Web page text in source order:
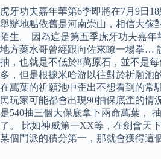
虎牙功夫嘉年華第6季即將在7月9日
舉辦地點依舊是河南崇山，相信大傢
陌生。 因為這是第五季虎牙功夫嘉
地方藥水哥曾經跟向佐來瞭一場拳…
抽，也就是不低於8萬原石，並不是
多，但是根據米哈游以往對於祈願池
在萬葉的祈願池中歪出不想看到的常
民玩家可能都會出現90抽保底歪的情
是540抽三個大保底拿下兩命萬葉，
了。 比如神威第一XX等，在劍會天
某個門派的積分第一，那就會獲得這